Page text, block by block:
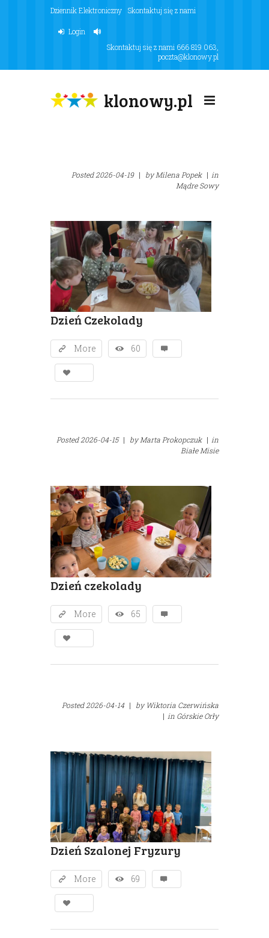
Dziennik Elektroniczny Skontaktuj się z nami
Login
Skontaktuj się z nami 666 819 063
poczta@klonowy.pl
klonowy.pl
Posted2026-04-19 | byMilena Popek | in
Mądre Sowy
Dzień Czekolady
More 60
Posted2026-04-15 | byMarta Prokopczuk | in
Białe Misie
Dzień czekolady
More 65
Posted2026-04-14 | byWiktoria Czerwińska
| in Górskie Orły
Dzień Szalonej Fryzury
More 69